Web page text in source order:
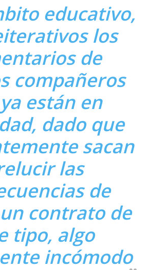
educativo,
los
de
compañeros
están en
, dado que
sacan
las
de
contrato de
tipo, algo
incómodo